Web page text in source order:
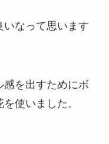
なって思います
を出すためにボ
使いました。